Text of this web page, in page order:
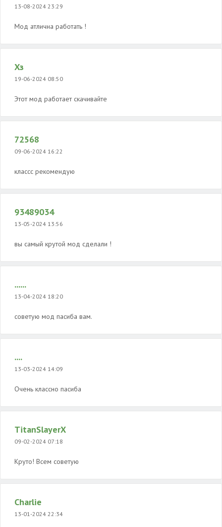
13-08-2024 23:29
Мод атлична работать !
Хз
19-06-2024 08:50
Этот мод работает скачивайте
72568
09-06-2024 16:22
классс рекомендую
93489034
13-05-2024 13:56
вы самый крутой мод сделали !
......
13-04-2024 18:20
советую мод пасиба вам.
....
13-03-2024 14:09
Очень классно пасиба
TitanSlayerX
09-02-2024 07:18
Круто! Всем советую
Charlie
13-01-2024 22:34